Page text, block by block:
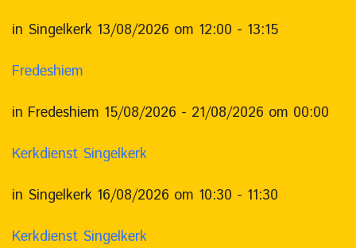
in Singelkerk 13/08/2026 om 12:00 - 13:15
Fredeshiem
in Fredeshiem 15/08/2026 - 21/08/2026 om 00:00
Kerkdienst Singelkerk
in Singelkerk 16/08/2026 om 10:30 - 11:30
Kerkdienst Singelkerk